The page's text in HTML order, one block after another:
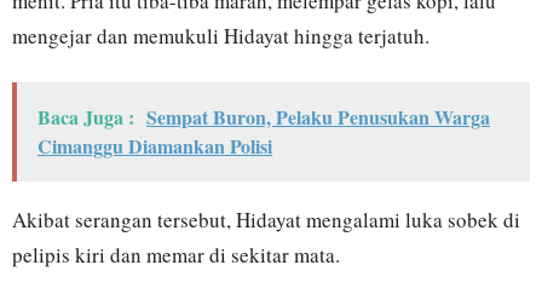
mengejar dan memukuli Hidayat hingga terjatuh.
Baca Juga : Sempat Buron, Pelaku Penusukan Warga
Cimanggu Diamankan Polisi
Akibat serangan tersebut, Hidayat mengalami luka sobek di
pelipis kiri dan memar di sekitar mata.